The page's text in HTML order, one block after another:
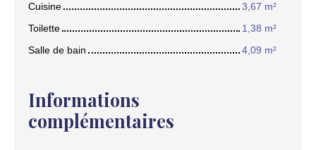
Cuisine
3,67 m²
Toilette
1,38 m²
Salle de bain
4,09 m²
Informations
complémentaires